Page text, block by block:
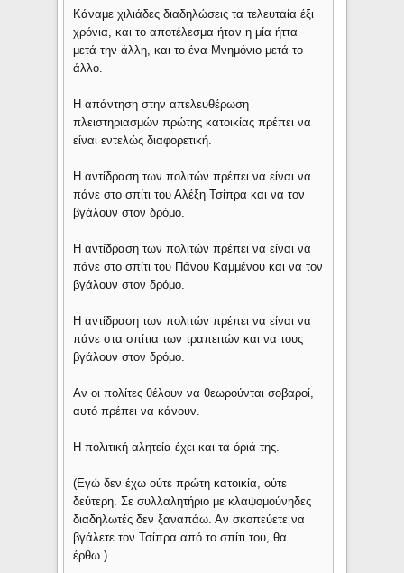
Κάναμε χιλιάδες διαδηλώσεις τα τελευταία έξι
χρόνια, και το αποτέλεσμα ήταν η μία ήττα
μετά την άλλη, και το ένα Μνημόνιο μετά το
άλλο.
Η απάντηση στην απελευθέρωση
πλειστηριασμών πρώτης κατοικίας πρέπει να
είναι εντελώς διαφορετική.
Η αντίδραση των πολιτών πρέπει να είναι να
πάνε στο σπίτι του Αλέξη Τσίπρα και να τον
βγάλουν στον δρόμο.
Η αντίδραση των πολιτών πρέπει να είναι να
πάνε στο σπίτι του Πάνου Καμμένου και να τον
βγάλουν στον δρόμο.
Η αντίδραση των πολιτών πρέπει να είναι να
πάνε στα σπίτια των τραπειτών και να τους
βγάλουν στον δρόμο.
Αν οι πολίτες θέλουν να θεωρούνται σοβαροί,
αυτό πρέπει να κάνουν.
Η πολιτική αλητεία έχει και τα όριά της.
(Εγώ δεν έχω ούτε πρώτη κατοικία, ούτε
δεύτερη. Σε συλλαλητήριο με κλαψομούνηδες
διαδηλωτές δεν ξαναπάω. Αν σκοπεύετε να
βγάλετε τον Τσίπρα από το σπίτι του, θα
έρθω.)